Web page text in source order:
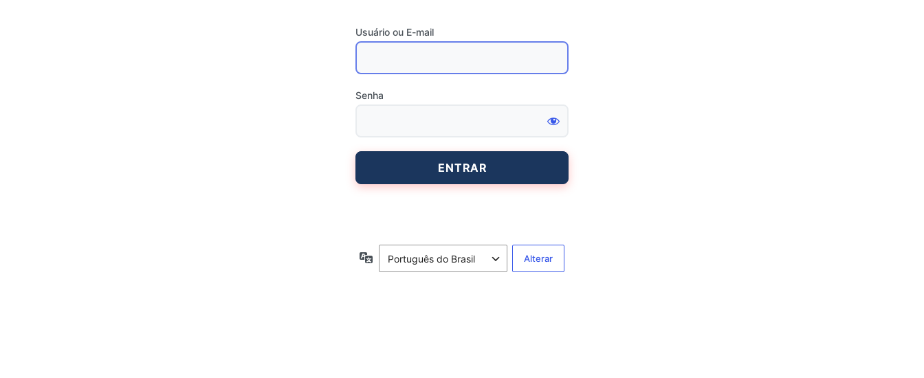
Usuário ou E-mail
Senha
Idioma